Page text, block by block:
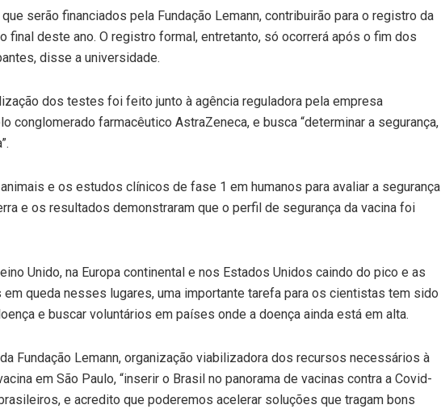
serão financiados pela Fundação Lemann, contribuirão para o registro da
final deste ano. O registro formal, entretanto, só ocorrerá após o fim dos
disse a universidade.
dos testes foi feito junto à agência reguladora pela empresa
conglomerado farmacêutico AstraZeneca, e busca “determinar a segurança,
e os estudos clínicos de fase 1 em humanos para avaliar a segurança
e os resultados demonstraram que o perfil de segurança da vacina foi
Unido, na Europa continental e nos Estados Unidos caindo do pico e as
queda nesses lugares, uma importante tarefa para os cientistas tem sido
e buscar voluntários em países onde a doença ainda está em alta.
Fundação Lemann, organização viabilizadora dos recursos necessários à
em São Paulo, “inserir o Brasil no panorama de vacinas contra a Covid-
e acredito que poderemos acelerar soluções que tragam bons